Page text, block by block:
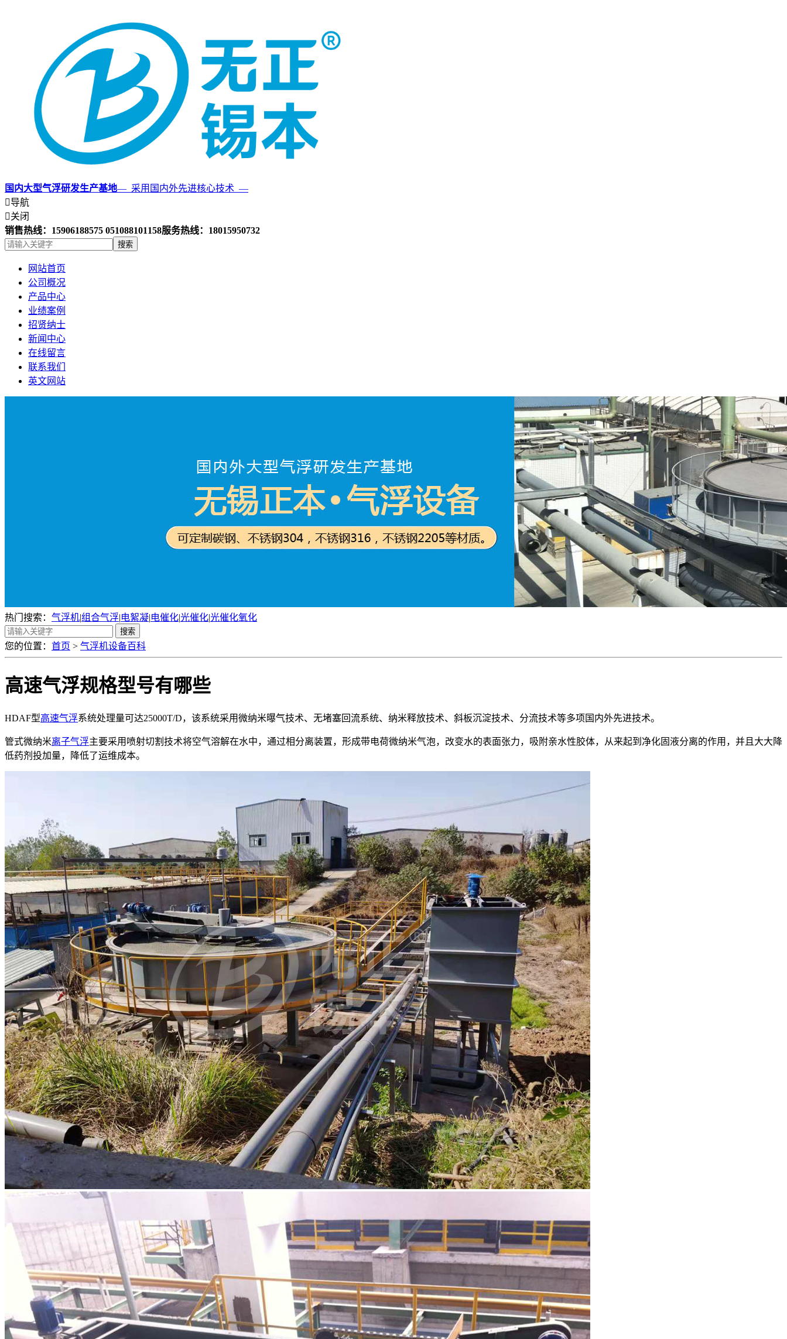
国内大型气浮研发生产基地— 采用国内外先进核心技术 —
导航
关闭
销售热线：15906188575 051088101158服务热线：18015950732
网站首页
公司概况
产品中心
业绩案例
招贤纳士
新闻中心
在线留言
联系我们
英文网站
热门搜索： 气浮机|组合气浮|电絮凝|电催化|光催化|光催化氧化
您的位置： 首页 > 气浮机设备百科
高速气浮规格型号有哪些
HDAF型高速气浮系统处理量可达25000T/D，该系统采用微纳米曝气技术、无堵塞回流系统、纳米释放技术、斜板沉淀技术、分流技术等多项国内外先进技术。
管式微纳米离子气浮主要采用喷射切割技术将空气溶解在水中，通过相分离装置，形成带电荷微纳米气泡，改变水的表面张力，吸附亲水性胶体，从来起到净化固液分离的作用，并且大大降
低药剂投加量，降低了运维成本。